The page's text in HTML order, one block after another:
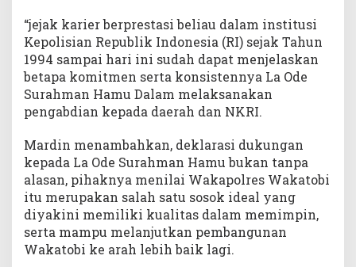
l
o
n
B
u
p
a
i
W
a
k
a
t
b
“jejak karier berprestasi beliau dalam institusi
Kepolisian Republik Indonesia (RI) sejak Tahun
1994 sampai hari ini sudah dapat menjelaskan
betapa komitmen serta konsistennya La Ode
Surahman Hamu Dalam melaksanakan
pengabdian kepada daerah dan NKRI.
Mardin menambahkan, deklarasi dukungan
kepada La Ode Surahman Hamu bukan tanpa
alasan, pihaknya menilai Wakapolres Wakatobi
itu merupakan salah satu sosok ideal yang
diyakini memiliki kualitas dalam memimpin,
serta mampu melanjutkan pembangunan
Wakatobi ke arah lebih baik lagi.